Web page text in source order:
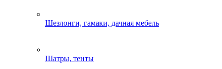
Шезлонги, гамаки, дачная мебель
Шатры, тенты